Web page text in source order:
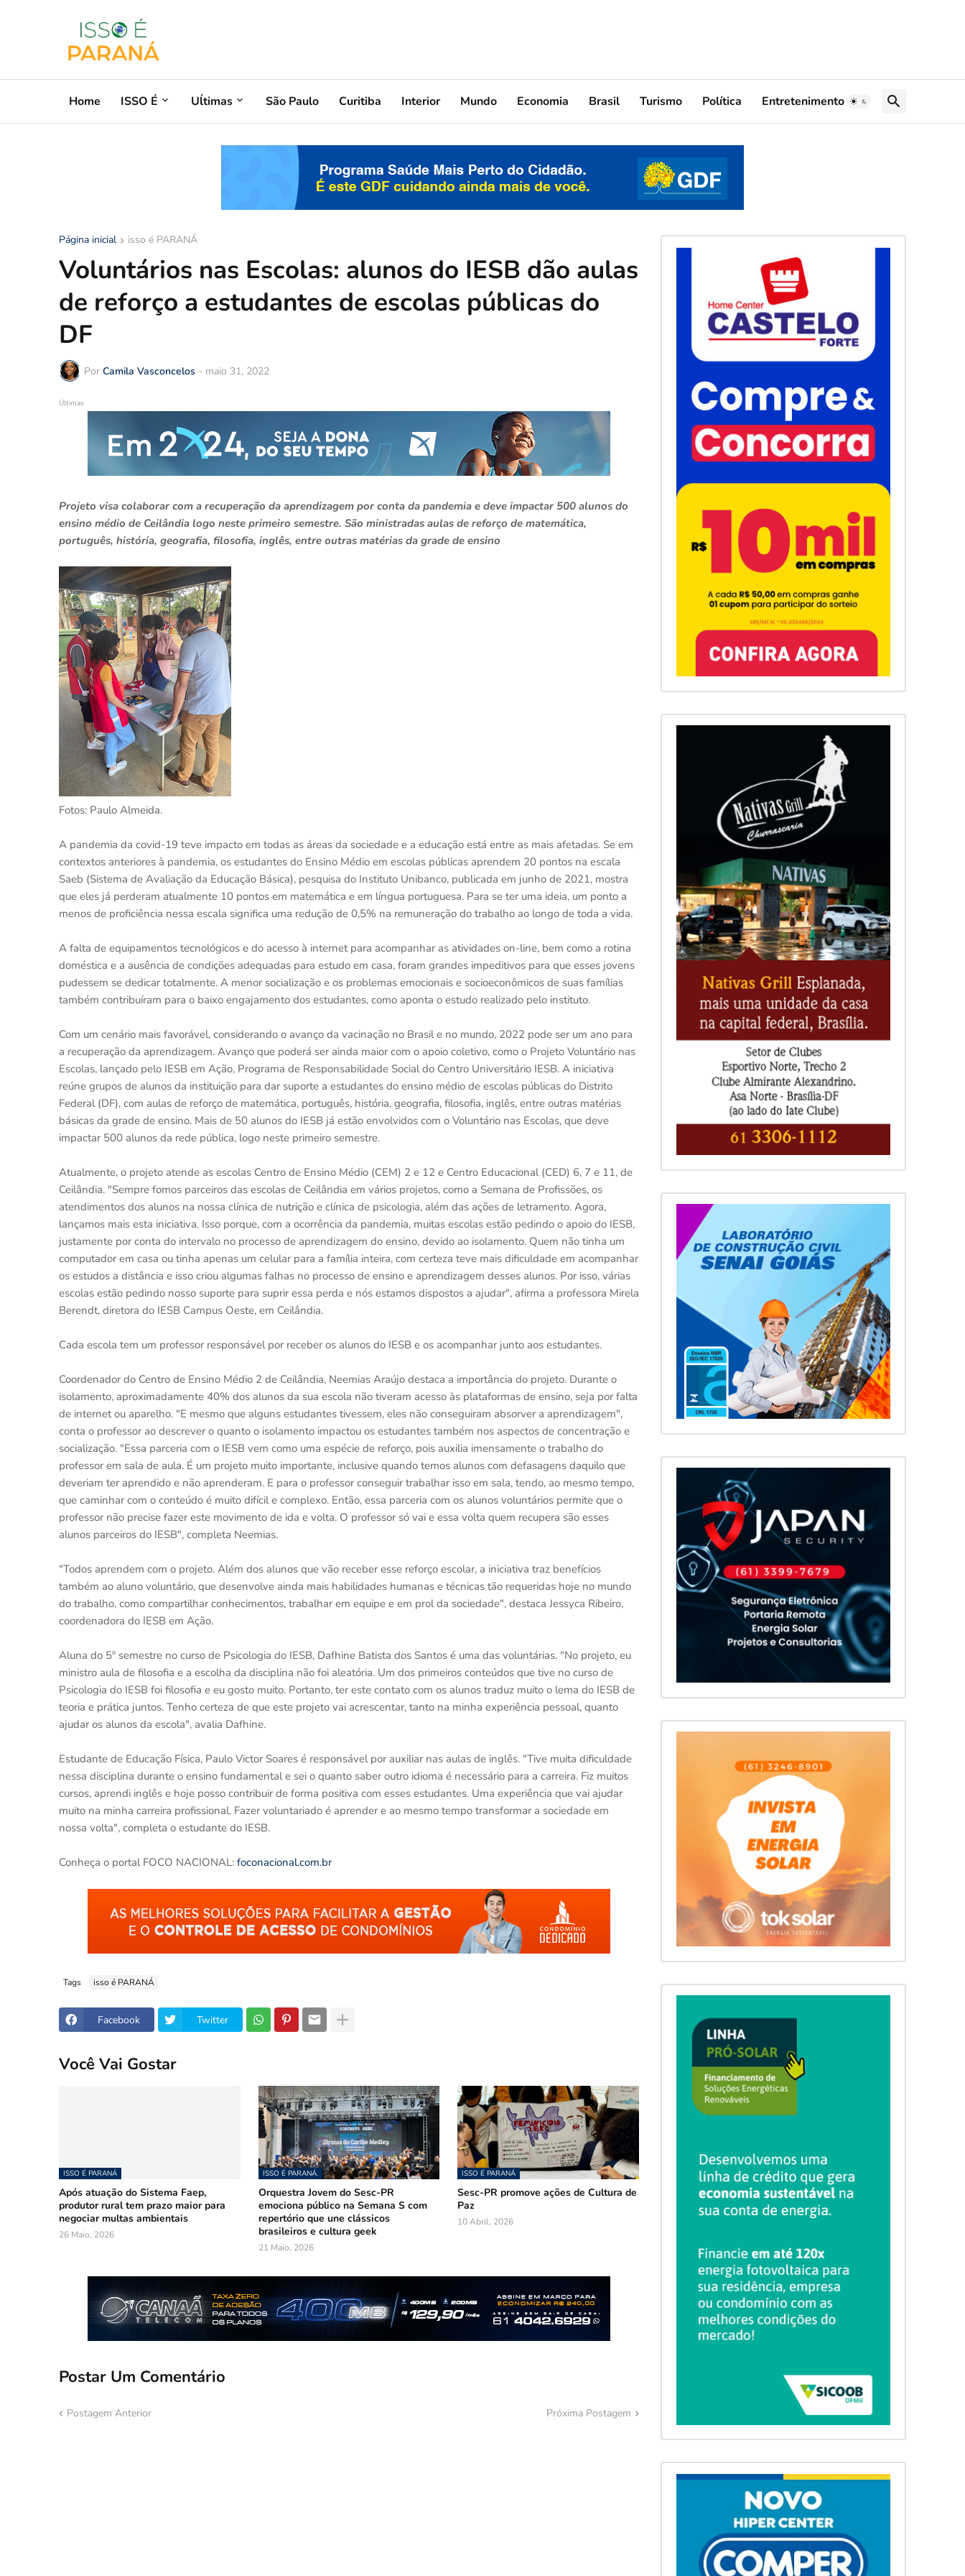
Home ISSO É Uĺtimas São Paulo Curitiba Interior Mundo Economia Brasil Turismo Política Entretenimento
Página inicial isso é PARANÁ
Voluntários nas Escolas: alunos do IESB dão aulas
de reforço a estudantes de escolas públicas do
DF
Por Camila Vasconcelos - maio 31, 2022
Últimas
Projeto visa colaborar com a recuperação da aprendizagem por conta da pandemia e deve impactar 500 alunos do
ensino médio de Ceilândia logo neste primeiro semestre. São ministradas aulas de reforço de matemática,
português, história, geografia, filosofia, inglês, entre outras matérias da grade de ensino
Fotos: Paulo Almeida.
A pandemia da covid-19 teve impacto em todas as áreas da sociedade e a educação está entre as mais afetadas. Se em
contextos anteriores à pandemia, os estudantes do Ensino Médio em escolas públicas aprendem 20 pontos na escala
Saeb (Sistema de Avaliação da Educação Básica), pesquisa do Instituto Unibanco, publicada em junho de 2021, mostra
que eles já perderam atualmente 10 pontos em matemática e em língua portuguesa. Para se ter uma ideia, um ponto a
menos de proficiência nessa escala significa uma redução de 0,5% na remuneração do trabalho ao longo de toda a vida.
A falta de equipamentos tecnológicos e do acesso à internet para acompanhar as atividades on-line, bem como a rotina
doméstica e a ausência de condições adequadas para estudo em casa, foram grandes impeditivos para que esses jovens
pudessem se dedicar totalmente. A menor socialização e os problemas emocionais e socioeconômicos de suas famílias
também contribuíram para o baixo engajamento dos estudantes, como aponta o estudo realizado pelo instituto.
Com um cenário mais favorável, considerando o avanço da vacinação no Brasil e no mundo, 2022 pode ser um ano para
a recuperação da aprendizagem. Avanço que poderá ser ainda maior com o apoio coletivo, como o Projeto Voluntário nas
Escolas, lançado pelo IESB em Ação, Programa de Responsabilidade Social do Centro Universitário IESB. A iniciativa
reúne grupos de alunos da instituição para dar suporte a estudantes do ensino médio de escolas públicas do Distrito
Federal (DF), com aulas de reforço de matemática, português, história, geografia, filosofia, inglês, entre outras matérias
básicas da grade de ensino. Mais de 50 alunos do IESB já estão envolvidos com o Voluntário nas Escolas, que deve
impactar 500 alunos da rede pública, logo neste primeiro semestre.
Atualmente, o projeto atende as escolas Centro de Ensino Médio (CEM) 2 e 12 e Centro Educacional (CED) 6, 7 e 11, de
Ceilândia. "Sempre fomos parceiros das escolas de Ceilândia em vários projetos, como a Semana de Profissões, os
atendimentos dos alunos na nossa clínica de nutrição e clínica de psicologia, além das ações de letramento. Agora,
lançamos mais esta iniciativa. Isso porque, com a ocorrência da pandemia, muitas escolas estão pedindo o apoio do IESB,
justamente por conta do intervalo no processo de aprendizagem do ensino, devido ao isolamento. Quem não tinha um
computador em casa ou tinha apenas um celular para a família inteira, com certeza teve mais dificuldade em acompanhar
os estudos a distância e isso criou algumas falhas no processo de ensino e aprendizagem desses alunos. Por isso, várias
escolas estão pedindo nosso suporte para suprir essa perda e nós estamos dispostos a ajudar", afirma a professora Mirela
Berendt, diretora do IESB Campus Oeste, em Ceilândia.
Cada escola tem um professor responsável por receber os alunos do IESB e os acompanhar junto aos estudantes.
Coordenador do Centro de Ensino Médio 2 de Ceilândia, Neemias Araújo destaca a importância do projeto. Durante o
isolamento, aproximadamente 40% dos alunos da sua escola não tiveram acesso às plataformas de ensino, seja por falta
de internet ou aparelho. "E mesmo que alguns estudantes tivessem, eles não conseguiram absorver a aprendizagem",
conta o professor ao descrever o quanto o isolamento impactou os estudantes também nos aspectos de concentração e
socialização. "Essa parceria com o IESB vem como uma espécie de reforço, pois auxilia imensamente o trabalho do
professor em sala de aula. É um projeto muito importante, inclusive quando temos alunos com defasagens daquilo que
deveriam ter aprendido e não aprenderam. E para o professor conseguir trabalhar isso em sala, tendo, ao mesmo tempo,
que caminhar com o conteúdo é muito difícil e complexo. Então, essa parceria com os alunos voluntários permite que o
professor não precise fazer este movimento de ida e volta. O professor só vai e essa volta quem recupera são esses
alunos parceiros do IESB", completa Neemias.
"Todos aprendem com o projeto. Além dos alunos que vão receber esse reforço escolar, a iniciativa traz benefícios
também ao aluno voluntário, que desenvolve ainda mais habilidades humanas e técnicas tão requeridas hoje no mundo
do trabalho, como compartilhar conhecimentos, trabalhar em equipe e em prol da sociedade", destaca Jessyca Ribeiro,
coordenadora do IESB em Ação.
Aluna do 5º semestre no curso de Psicologia do IESB, Dafhine Batista dos Santos é uma das voluntárias. "No projeto, eu
ministro aula de filosofia e a escolha da disciplina não foi aleatória. Um dos primeiros conteúdos que tive no curso de
Psicologia do IESB foi filosofia e eu gosto muito. Portanto, ter este contato com os alunos traduz muito o lema do IESB de
teoria e prática juntos. Tenho certeza de que este projeto vai acrescentar, tanto na minha experiência pessoal, quanto
ajudar os alunos da escola", avalia Dafhine.
Estudante de Educação Física, Paulo Victor Soares é responsável por auxiliar nas aulas de inglês. "Tive muita dificuldade
nessa disciplina durante o ensino fundamental e sei o quanto saber outro idioma é necessário para a carreira. Fiz muitos
cursos, aprendi inglês e hoje posso contribuir de forma positiva com esses estudantes. Uma experiência que vai ajudar
muito na minha carreira profissional. Fazer voluntariado é aprender e ao mesmo tempo transformar a sociedade em
nossa volta", completa o estudante do IESB.
Conheça o portal FOCO NACIONAL: foconacional.com.br
Tags isso é PARANÁ
Facebook Twitter
Você Vai Gostar
ISSO É PARANÁ
Após atuação do Sistema Faep,
produtor rural tem prazo maior para
negociar multas ambientais
26 Maio, 2026
ISSO É PARANÁ.
Orquestra Jovem do Sesc-PR
emociona público na Semana S com
repertório que une clássicos
brasileiros e cultura geek
21 Maio, 2026
ISSO É PARANÁ
Sesc-PR promove ações de Cultura de
Paz
10 Abril, 2026
Postar Um Comentário
Postagem Anterior Próxima Postagem